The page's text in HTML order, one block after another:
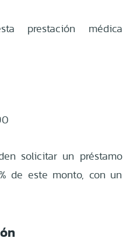
prestación médica
solicitar un préstamo
de este monto, con un